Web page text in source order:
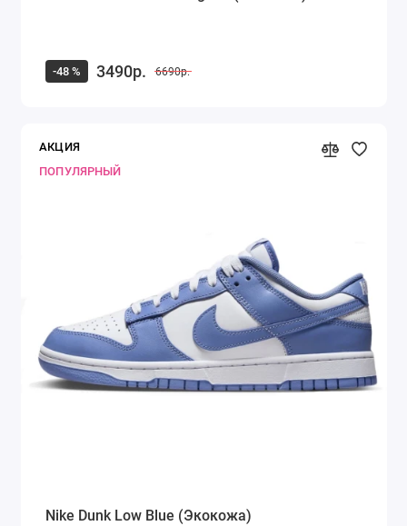
-48 % 3490р. 6690р.
АКЦИЯ
ПОПУЛЯРНЫЙ
Nike Dunk Low Blue (Экокожа)